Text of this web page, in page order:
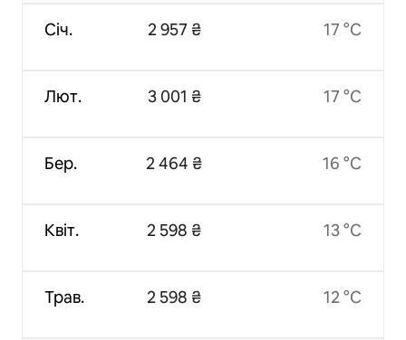
Січ.
Лют.
Бер.
Квіт.
Трав.
2 957 ₴
3 001 ₴
2 464 ₴
2 598 ₴
2 598 ₴
17 °C
17 °C
16 °C
13 °C
12 °C